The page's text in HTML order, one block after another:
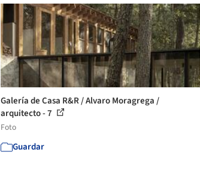
Galería de Casa R&R / Alvaro Moragrega /
arquitecto - 7
Foto
Guardar